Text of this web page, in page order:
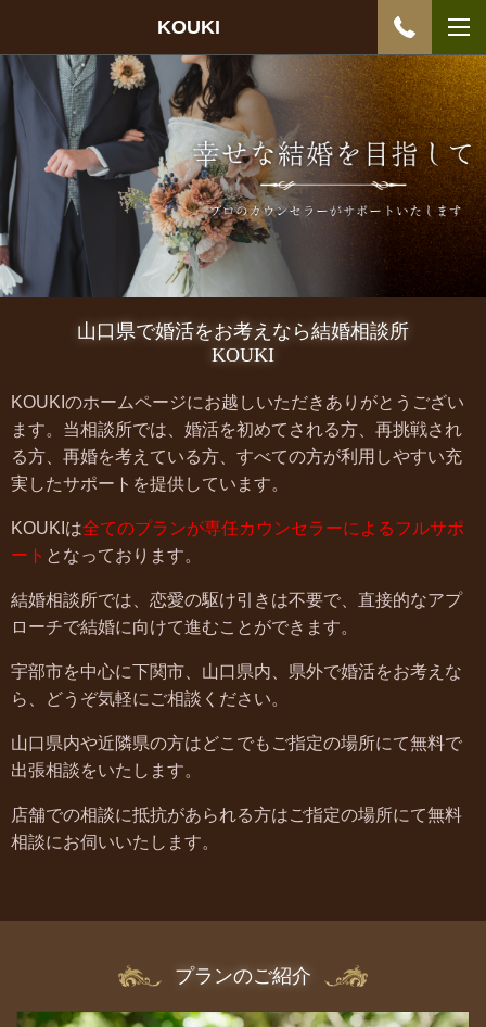
KOUKI
山口県で婚活をお考えなら結婚相談所
KOUKI
KOUKIのホームページにお越しいただきありがとうござい
ます。当相談所では、婚活を初めてされる方、再挑戦され
る方、再婚を考えている方、すべての方が利用しやすい充
実したサポートを提供しています。
KOUKIは全てのプランが専任カウンセラーによるフルサポ
ート となっております。
結婚相談所では、恋愛の駆け引きは不要で、直接的なアプ
ローチで結婚に向けて進むことができます。
宇部市を中心に下関市、山口県内、県外で婚活をお考えな
ら、どうぞ気軽にご相談ください。
山口県内や近隣県の方はどこでもご指定の場所にて無料で
出張相談をいたします。
店舗での相談に抵抗があられる方はご指定の場所にて無料
相談にお伺いいたします。
プランのご紹介